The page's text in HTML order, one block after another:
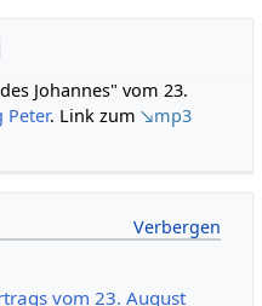
Johannes" vom 23.
Peter. Link zum↘mp3
vom 23. August